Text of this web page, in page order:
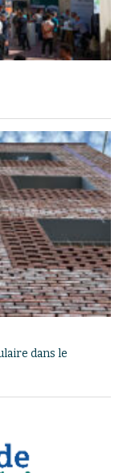
dans le